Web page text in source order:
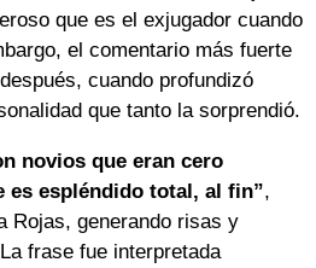
que es el exjugador cuando
el comentario más fuerte
cuando profundizó
que tanto la sorprendió.
novios que eran cero
es espléndido total, al fin”,
Rojas, generando risas y
frase fue interpretada